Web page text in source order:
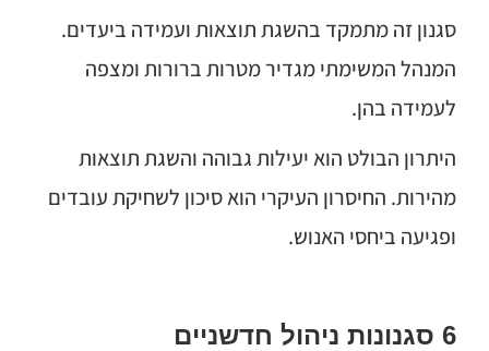
סגנון זה מתמקד בהשגת תוצאות ועמידה ביעדים.
המנהל המשימתי מגדיר מטרות ברורות ומצפה
לעמידה בהן.
היתרון הבולט הוא יעילות גבוהה והשגת תוצאות
מהירות. החיסרון העיקרי הוא סיכון לשחיקת עובדים
ופגיעה ביחסי האנוש.
6 סגנונות ניהול חדשניים